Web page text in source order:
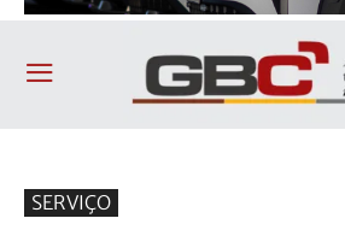
SERVIÇO